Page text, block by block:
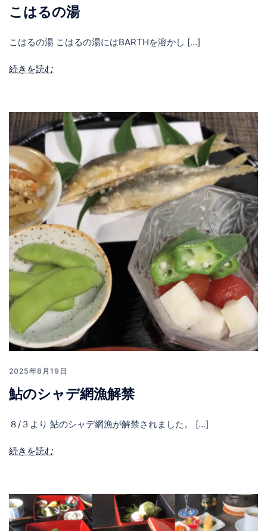
こはるの湯
こはるの湯 こはるの湯にはBARTHを溶かし […]
続きを読む
2025年8月19日
鮎のシャデ網漁解禁
８/３より 鮎のシャデ網漁が解禁されました。 […]
続きを読む